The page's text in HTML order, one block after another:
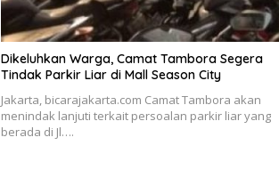
Dikeluhkan Warga, Camat Tambora Segera
Tindak Parkir Liar di Mall Season City
Jakarta, bicarajakarta.com Camat Tambora akan
menindak lanjuti terkait persoalan parkir liar yang
berada di Jl….